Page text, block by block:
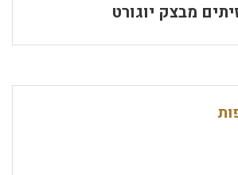
מבצק יוגורט